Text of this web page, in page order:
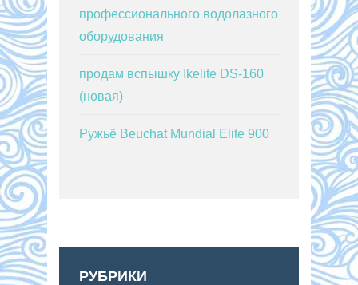
профессионального водолазного
оборудования
продам вспышку Ikelite DS-160
(новая)
Ружьё Beuchat Mundial Elite 900
РУБРИКИ